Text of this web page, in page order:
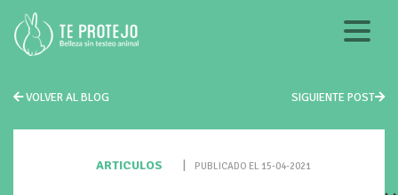
VOLVER AL BLOG SIGUIENTE POST
ARTICULOS PUBLICADO EL 15-04-2021